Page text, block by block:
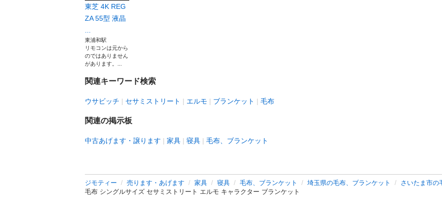
東芝 4K REG
ZA 55型 液晶
東浦和駅
リモコンは元から
のではありません
があります。...
関連キーワード検索
ウサビッチ セサミストリート エルモ ブランケット 毛布
関連の掲示板
中古あげます・譲ります 家具 寝具 毛布、ブランケット
ジモティー 売ります・あげます 家具 寝具 毛布、ブランケット 埼玉県の毛布、ブランケット
さいたま市の
毛布 シングルサイズ セサミストリート エルモ キャラクター ブランケット